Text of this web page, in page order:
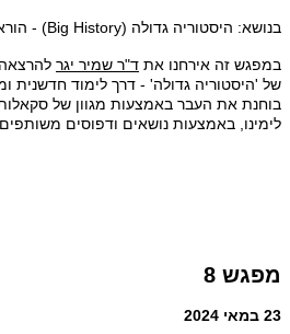
בנושא: היסטוריה גדולה (Big History) - הוראת היסטוריה רב תחומית
במפגש זה אירחנו את ד"ר שמיר יגר
של 'היסטוריה גדולה' - דרך לימוד חדשנית
בוחנת את העבר באמצעות מגוון של
לימינו, באמצעות נושאים ודפוסים משותפים.
מפגש 8
23 במאי 2024